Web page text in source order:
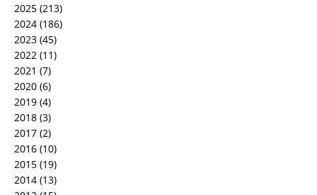
2025 (213)
2024 (186)
2023 (45)
2022 (11)
2021 (7)
2020 (6)
2019 (4)
2018 (3)
2017 (2)
2016 (10)
2015 (19)
2014 (13)